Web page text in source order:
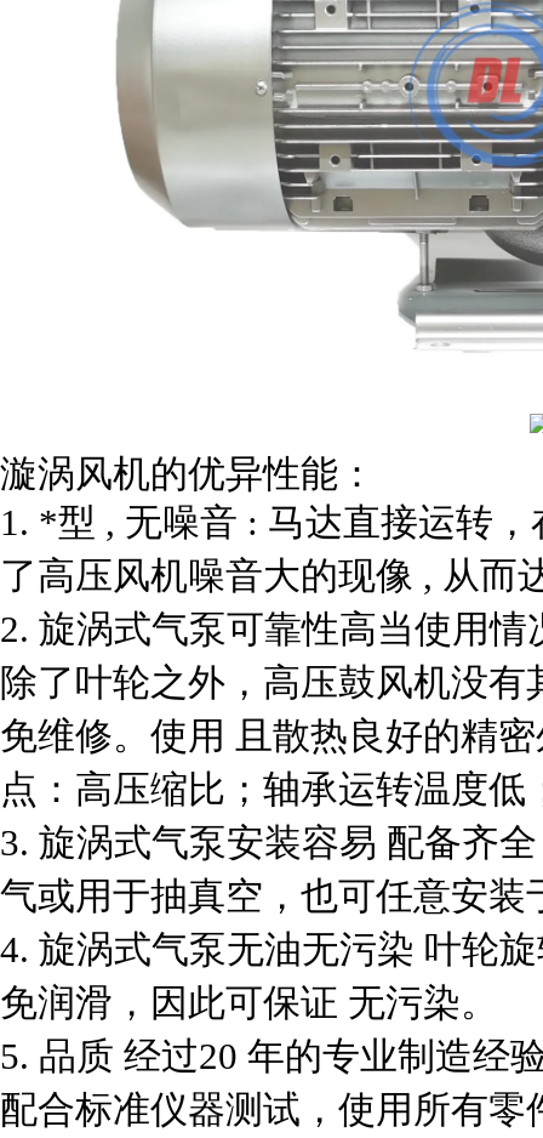
漩涡风机的优异性能：
1. *型 , 无噪音 : 马达直接运转
了高压风机噪音大的现像 , 从而
2. 旋涡式气泵可靠性高当使用
除了叶轮之外，高压鼓风机没
免维修。使用 且散热良好的精
点：高压缩比；轴承运转温度
3. 旋涡式气泵安装容易 配备齐
气或用于抽真空，也可任意安装
4. 旋涡式气泵无油无污染 叶轮
免润滑，因此可保证 无污染。
5. 品质 经过20 年的专业制造经
配合标准仪器测试，使用所有